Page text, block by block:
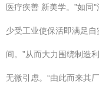
医疗疾善 新美学。”如同
少受工业使保活即满足
间。”从而大力围绕制造
无微引虑。“由此而来其